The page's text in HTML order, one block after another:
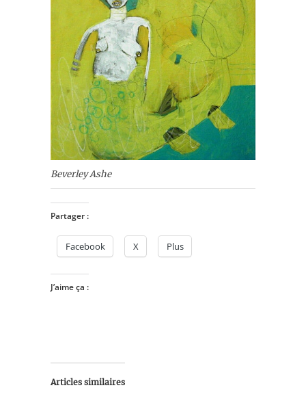
Beverley Ashe
Partager :
Facebook X Plus
J’aime ça :
Articles similaires